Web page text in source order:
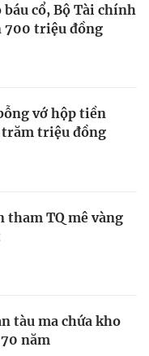
cổ, Bộ Tài chính
700 triệu đồng
vớ hộp tiền
trăm triệu đồng
tham TQ mê vàng
tàu ma chứa kho
năm